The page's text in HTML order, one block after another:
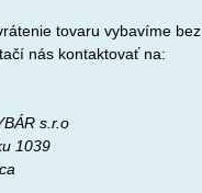
tovaru vybavíme bez
nás kontaktovať na:
s.r.o
1039